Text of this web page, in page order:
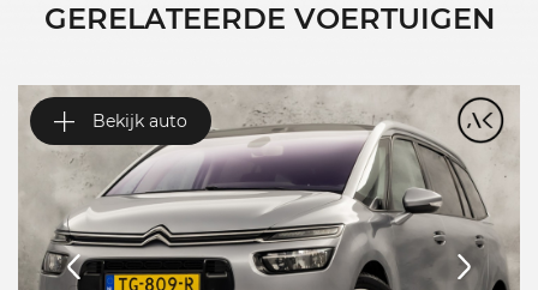
GERELATEERDE VOERTUIGEN
Bekijk auto